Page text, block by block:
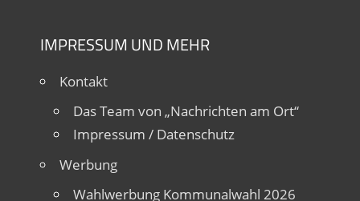
IMPRESSUM UND MEHR
Kontakt
Das Team von „Nachrichten am Ort“
Impressum / Datenschutz
Werbung
Wahlwerbung Kommunalwahl 2026